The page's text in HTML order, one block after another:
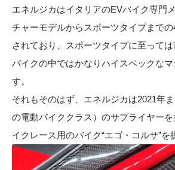
エネルジカはイタリアのEVバイク専門
チャーモデルからスポーツタイプまで
されており、スポーツタイプに至って
バイクの中ではかなりハイスペックな
す。
それもそのはず、エネルジカは2021年
の電動バイククラス）のサプライヤー
イクレース用のバイク“エゴ・コルサ”を